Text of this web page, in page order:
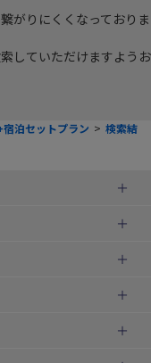
がりにくくなっておりま
していただけますようお
泊セットプラン > 検索結
行く飛行機+ホテルパック
サル・スタジオ・ジャパ